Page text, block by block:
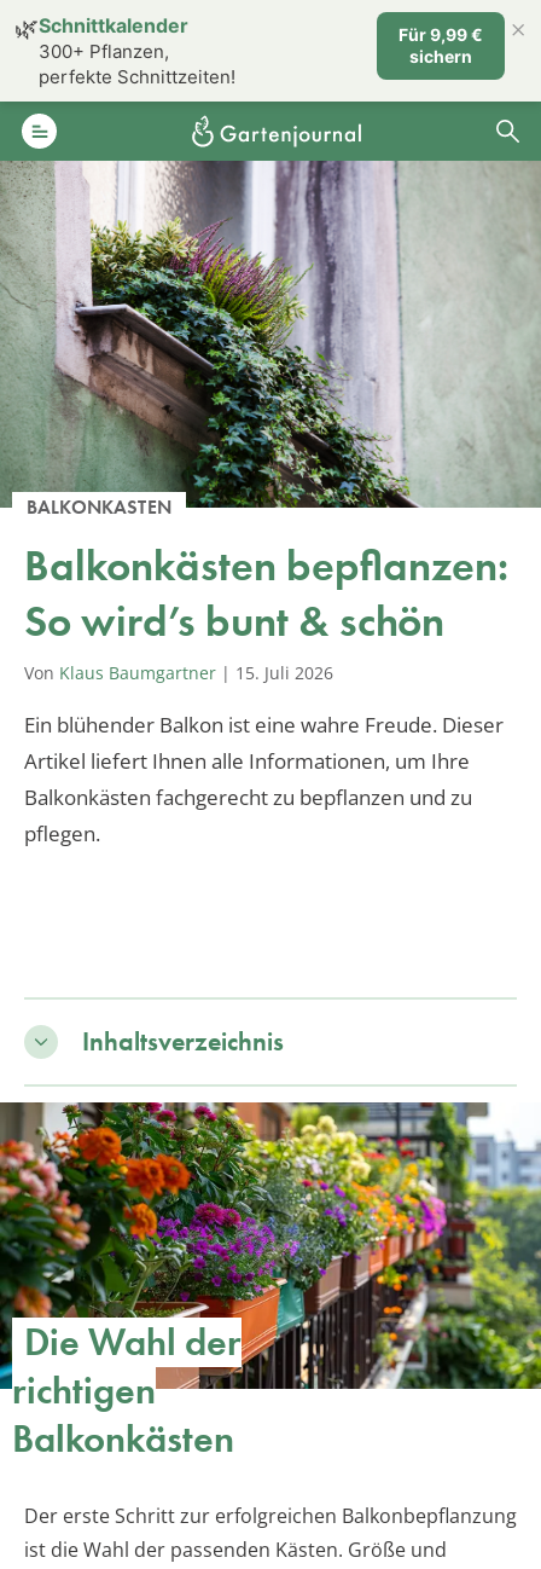
BALKONKASTEN
Balkonkästen bepflanzen:
So wird’s bunt & schön
Von Klaus Baumgartner | 15. Juli 2026
Ein blühender Balkon ist eine wahre Freude. Dieser
Artikel liefert Ihnen alle Informationen, um Ihre
Balkonkästen fachgerecht zu bepflanzen und zu
pflegen.
Inhaltsverzeichnis
Die Wahl der
richtigen
Balkonkästen
Der erste Schritt zur erfolgreichen Balkonbepflanzung
ist die Wahl der passenden Kästen. Größe und
🌿Schnittkalender
300+ Pflanzen,
perfekte Schnittzeiten!
Für 9,99 €
sichern
×